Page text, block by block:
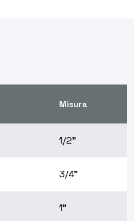
Misura
1/2"
3/4"
1"